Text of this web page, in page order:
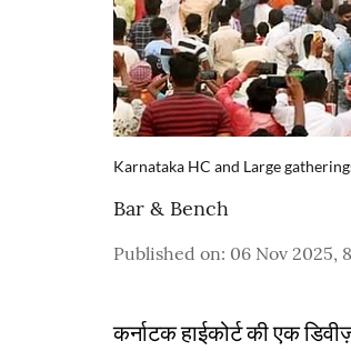
Karnataka HC and Large
Bar & Bench
Published on: 06 Nov 2025,
कर्नाटक हाईकोर्ट की एक